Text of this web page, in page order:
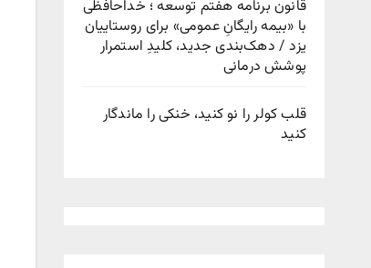
قانون برنامه هفتم توسعه ؛ خداحافظی
با «بیمه رایگانِ عمومی» برای روستاییان
یزد / دهک‌بندی جدید، کلیدِ استمرار
پوشش درمانی
قلب کولر را نو کنید، خنکی را ماندگار
کنید